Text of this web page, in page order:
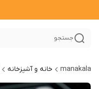
جستجو
manakala خانه و آشپزخانه